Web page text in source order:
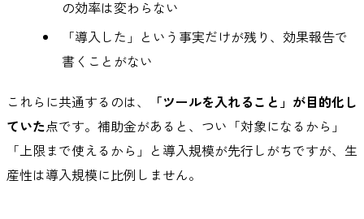
の効率は変わらない
「導入した」という事実だけが残り、効果報告で
書くことがない
これらに共通するのは、
「ツールを入れること」が目的化し
ていた点です。補助金があると、つい「対象になるから」
「上限まで使えるから」と導入規模が先行しがちですが、生
産性は導入規模に比例しません。